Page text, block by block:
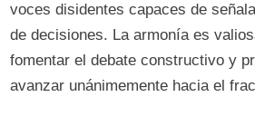
voces disidentes capaces de
de decisiones. La armonía es
fomentar el debate constructivo y
avanzar unánimemente hacia el